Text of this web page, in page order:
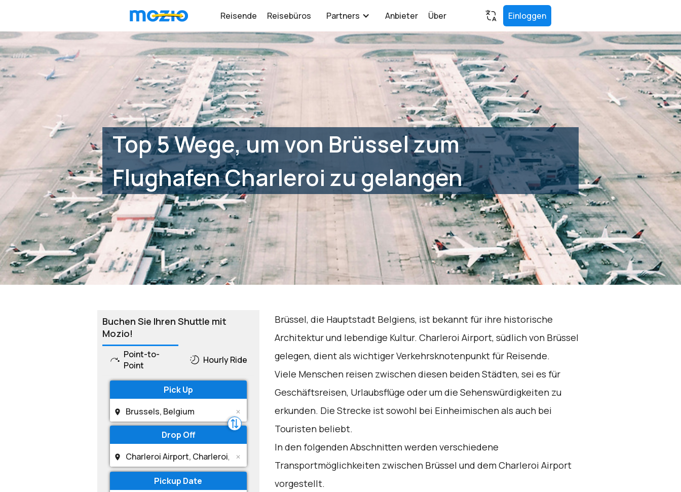
Reisende Reisebüros Partners Anbieter Über Einloggen
Top 5 Wege, um von Brüssel zum
Flughafen Charleroi zu gelangen
Buchen Sie Ihren Shuttle mit
Mozio!
Point-to-
Point
Hourly Ride
Pick Up
Drop Off
Pickup Date
Brüssel, die Hauptstadt Belgiens, ist bekannt für ihre historische
Architektur und lebendige Kultur. Charleroi Airport, südlich von Brüssel
gelegen, dient als wichtiger Verkehrsknotenpunkt für Reisende.
Viele Menschen reisen zwischen diesen beiden Städten, sei es für
Geschäftsreisen, Urlaubsflüge oder um die Sehenswürdigkeiten zu
erkunden. Die Strecke ist sowohl bei Einheimischen als auch bei
Touristen beliebt.
In den folgenden Abschnitten werden verschiedene
Transportmöglichkeiten zwischen Brüssel und dem Charleroi Airport
vorgestellt.